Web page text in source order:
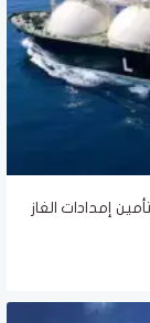
إمدادات الغاز